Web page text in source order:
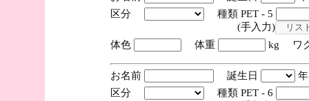
区分
種類 PET - 5
(手入力)
体色
体重 kg ワ
お名前 誕生日
区分
種類 PET - 6